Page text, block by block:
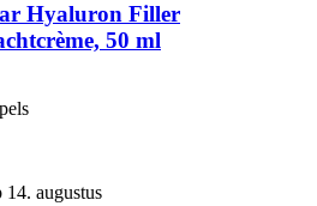
Hyaluron Filler
50 ml
augustus